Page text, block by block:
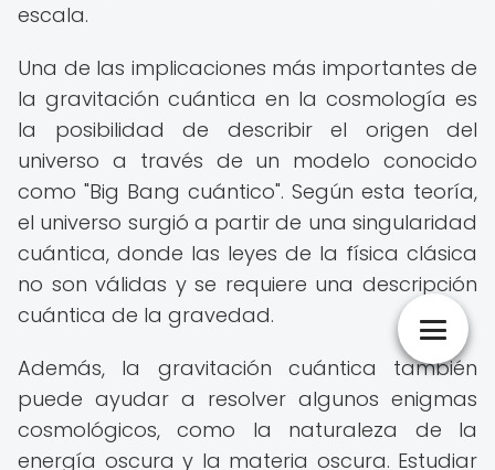
escala.
Una de las implicaciones más importantes de
la gravitación cuántica en la cosmología es
la posibilidad de describir el origen del
universo a través de un modelo conocido
como "Big Bang cuántico". Según esta teoría,
el universo surgió a partir de una singularidad
cuántica, donde las leyes de la física clásica
no son válidas y se requiere una descripción
cuántica de la gravedad.
Además, la gravitación cuántica también
puede ayudar a resolver algunos enigmas
cosmológicos, como la naturaleza de la
energía oscura y la materia oscura. Estudiar